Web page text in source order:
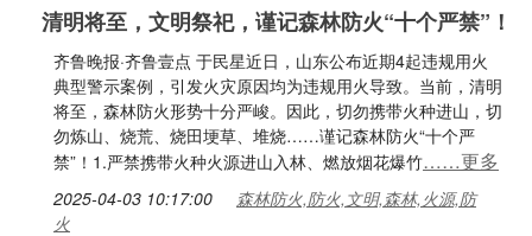
清明将至，文明祭祀，谨记森林防火“十个严禁”！
齐鲁晚报·齐鲁壹点 于民星近日，山东公布近期4起违规用火
典型警示案例，引发火灾原因均为违规用火导致。当前，清明
将至，森林防火形势十分严峻。因此，切勿携带火种进山，切
勿炼山、烧荒、烧田埂草、堆烧……谨记森林防火“十个严
禁”！1.严禁携带火种火源进山入林、燃放烟花爆竹……更多
2025-04-03 10:17:00
森林防火,防火,文明,森林,火源,防
火